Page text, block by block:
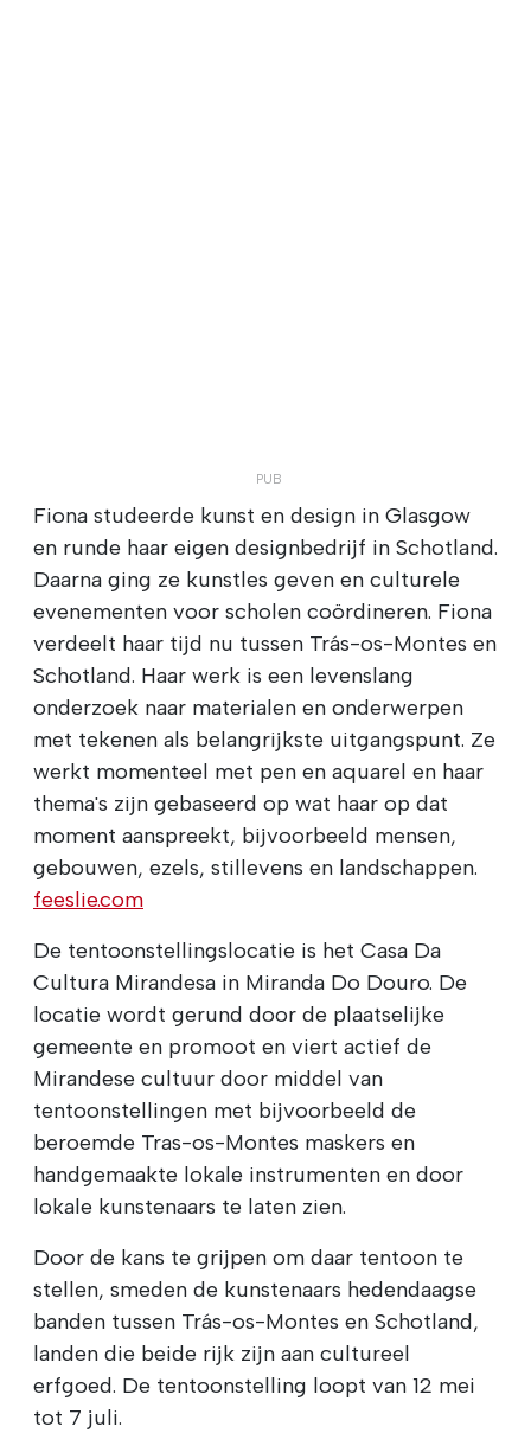
Fiona studeerde kunst en design in Glasgow
en runde haar eigen designbedrijf in Schotland.
Daarna ging ze kunstles geven en culturele
evenementen voor scholen coördineren. Fiona
verdeelt haar tijd nu tussen Trás-os-Montes en
Schotland. Haar werk is een levenslang
onderzoek naar materialen en onderwerpen
met tekenen als belangrijkste uitgangspunt. Ze
werkt momenteel met pen en aquarel en haar
thema's zijn gebaseerd op wat haar op dat
moment aanspreekt, bijvoorbeeld mensen,
gebouwen, ezels, stillevens en landschappen.
feeslie.com
De tentoonstellingslocatie is het Casa Da
Cultura Mirandesa in Miranda Do Douro. De
locatie wordt gerund door de plaatselijke
gemeente en promoot en viert actief de
Mirandese cultuur door middel van
tentoonstellingen met bijvoorbeeld de
beroemde Tras-os-Montes maskers en
handgemaakte lokale instrumenten en door
lokale kunstenaars te laten zien.
Door de kans te grijpen om daar tentoon te
stellen, smeden de kunstenaars hedendaagse
banden tussen Trás-os-Montes en Schotland,
landen die beide rijk zijn aan cultureel
erfgoed. De tentoonstelling loopt van 12 mei
tot 7 juli.